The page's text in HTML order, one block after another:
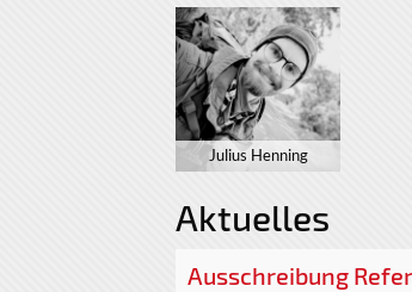
Julius Henning
Aktuelles
Ausschreibung